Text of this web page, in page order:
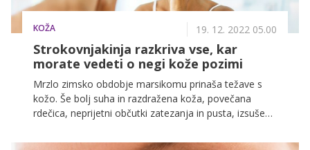
KOŽA 19. 12. 2022 05.00
Strokovnjakinja razkriva vse, kar
morate vedeti o negi kože pozimi
Mrzlo zimsko obdobje marsikomu prinaša težave s
kožo. Še bolj suha in razdražena koža, povečana
rdečica, neprijetni občutki zatezanja in pusta, izsušena
razmerah suho in občutljivo kožo.